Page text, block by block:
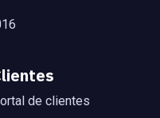
de clientes